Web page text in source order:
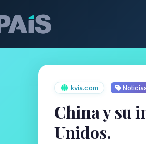
kvia.com
China y su
Unidos.